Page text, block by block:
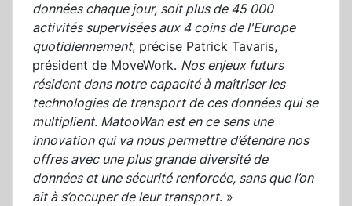
données chaque jour, soit plus de 45 000
activités supervisées aux 4 coins de l'Europe
quotidiennement, précise Patrick Tavaris,
président de MoveWork. Nos enjeux futurs
résident dans notre capacité à maîtriser les
technologies de transport de ces données qui se
multiplient. MatooWan est en ce sens une
innovation qui va nous permettre d’étendre nos
offres avec une plus grande diversité de
données et une sécurité renforcée, sans que l’on
ait à s’occuper de leur transport. »